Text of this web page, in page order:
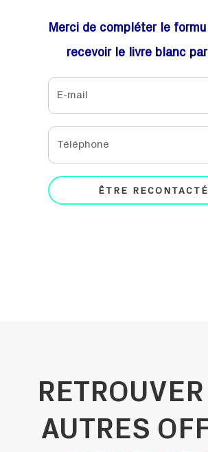
Merci de compléter le
recevoir le livre blanc
ÊTRE RECONTACTÉ
AUTRES